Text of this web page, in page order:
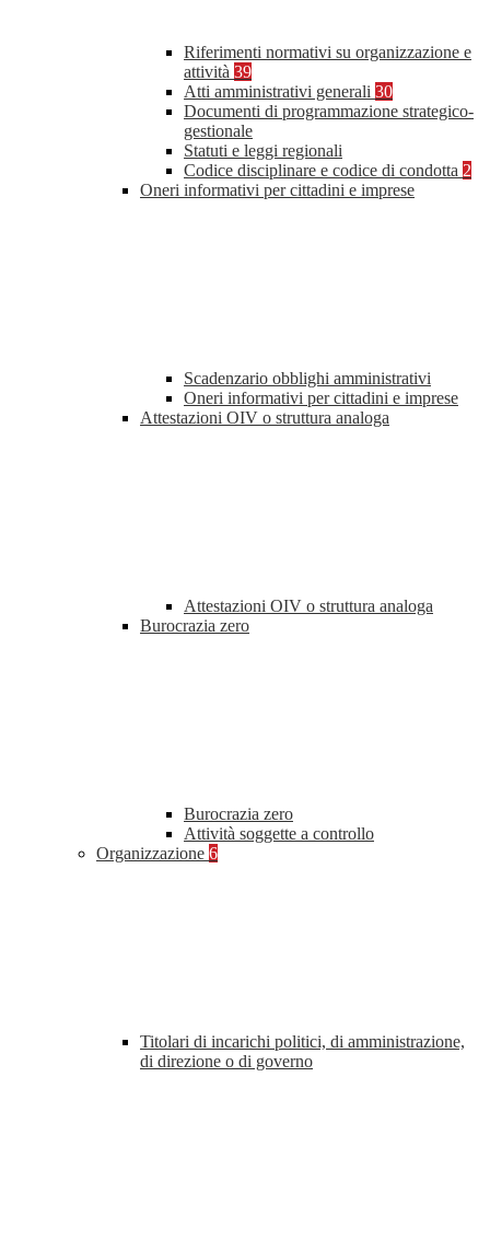
Riferimenti normativi su organizzazione e
attività 39
Atti amministrativi generali 30
Documenti di programmazione strategico-
gestionale
Statuti e leggi regionali
Codice disciplinare e codice di condotta 2
Oneri informativi per cittadini e imprese
Scadenzario obblighi amministrativi
Oneri informativi per cittadini e imprese
Attestazioni OIV o struttura analoga
Attestazioni OIV o struttura analoga
Burocrazia zero
Burocrazia zero
Attività soggette a controllo
Organizzazione 6
Titolari di incarichi politici, di amministrazione,
di direzione o di governo